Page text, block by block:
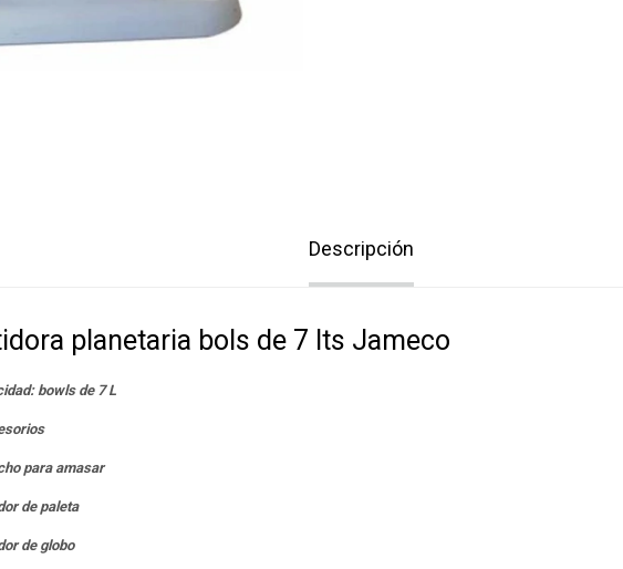
Descripción
planetaria bols de 7 lts Jameco
bowls de 7 L
para amasar
de paleta
de globo